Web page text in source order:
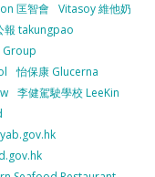
匡智會
Vitasoy 維他奶
報 takungpao
Group
怡保康 Glucerna
李健駕駛學校 LeeKin